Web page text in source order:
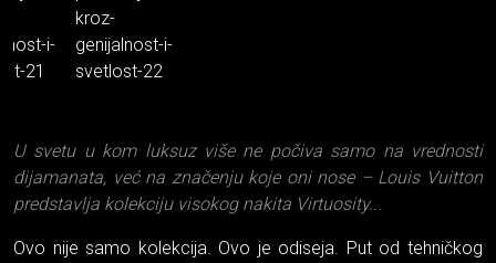
U svetu u kom luksuz više ne počiva samo na vrednosti
dijamanata, već na značenju koje oni nose – Louis Vuitton
predstavlja kolekciju visokog nakita Virtuosity...
Ovo nije samo kolekcija. Ovo je odiseja. Put od tehničkog